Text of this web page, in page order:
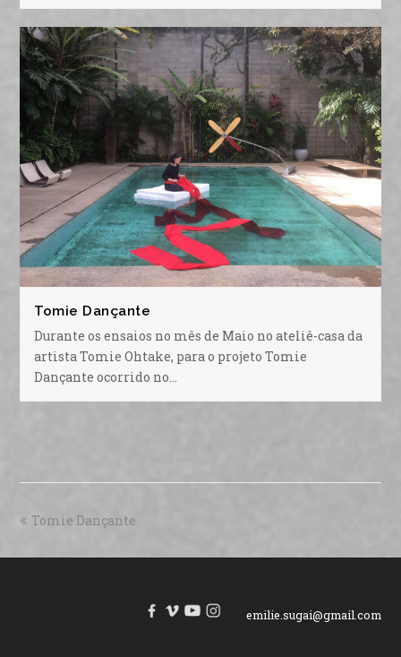
Tomie Dançante
Durante os ensaios no mês de Maio no ateliê-casa da
artista Tomie Ohtake, para o projeto Tomie
Dançante ocorrido no…
Tomie Dançante
emilie.sugai@gmail.com